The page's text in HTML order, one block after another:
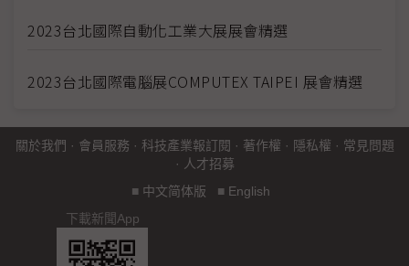
2023台北國際自動化工業大展展會精選
2023台北國際電腦展COMPUTEX TAIPEI 展會精選
關於我們 · 會員服務 · 科技產業報訂閱 · 著作權 · 隱私權 · 常見問題
· 人才招募
■ 中文简体版 ■ English
下載新聞App